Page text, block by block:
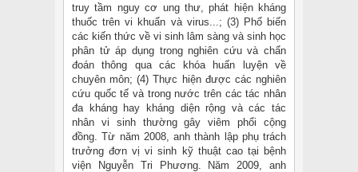
truy tầm nguy cơ ung thư, phát hiện kháng
thuốc trên vi khuẩn và virus...; (3) Phổ biến
các kiến thức về vi sinh lâm sàng và sinh học
phân tử áp dụng trong nghiên cứu và chẩn
đoán thông qua các khóa huấn luyện về
chuyên môn; (4) Thực hiện được các nghiên
cứu quốc tế và trong nước trên các tác nhân
đa kháng hay kháng diện rộng và các tác
nhân vi sinh thường gây viêm phổi cộng
đồng. Từ năm 2008, anh thành lập phụ trách
trưởng đơn vị vi sinh kỹ thuật cao tại bệnh
viện Nguyễn Tri Phương. Năm 2009, anh